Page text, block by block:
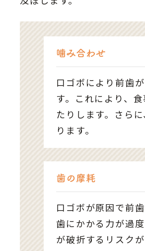
噛み合わせ
口ゴボにより前歯
す。これにより、
たりします。さら
ります。
歯の摩耗
口ゴボが原因で前
歯にかかる力が過
が破折するリスクが